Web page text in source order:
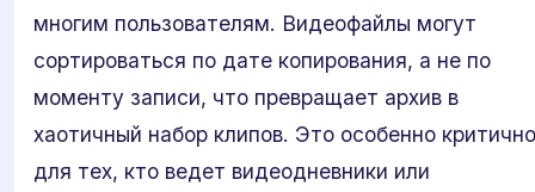
многим пользователям. Видеофайлы могут
сортироваться по дате копирования, а не по
моменту записи, что превращает архив в
хаотичный набор клипов. Это особенно критично
для тех, кто ведет видеодневники или